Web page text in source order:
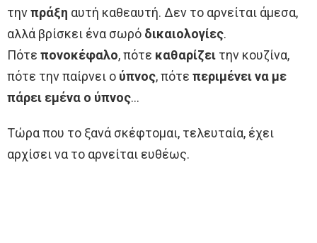
τηνπράξη αυτή καθεαυτή. Δεν το αρνείται άμεσα,
αλλά βρίσκει ένα σωρό δικαιολογίες.
Πότε πονοκέφαλο, πότε καθαρίζει την κουζίνα,
πότε την παίρνει ο ύπνος, πότε περιμένει να με
πάρει εμένα ο ύπνος…
Τώρα που το ξανά σκέφτομαι, τελευταία, έχει
αρχίσει να το αρνείται ευθέως.